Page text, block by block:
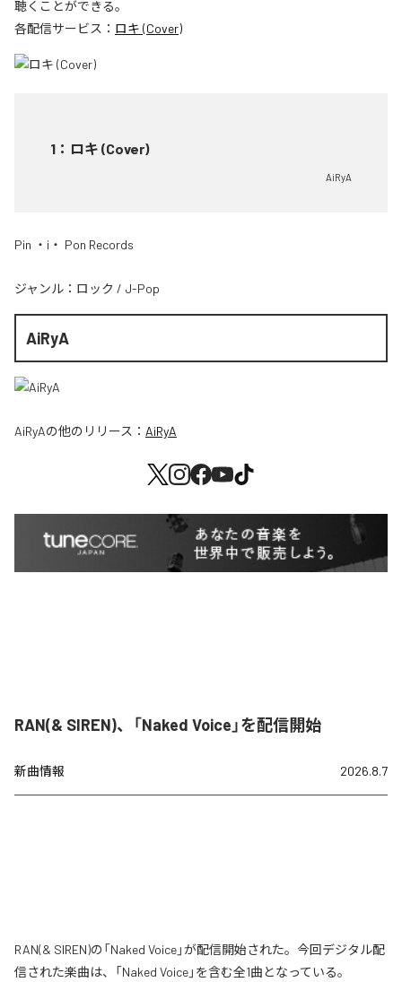
聴くことができる。
各配信サービス： ロキ (Cover)
1 ： ロキ (Cover)
AiRyA
Pin ・i・ Pon Records
ジャンル： ロック / J-Pop
AiRyA
AiRyAの他のリリース： AiRyA
RAN(& SIREN)、「Naked Voice」を配信開始
新曲情報 2026.8.7
RAN(& SIREN)の「Naked Voice」が配信開始された。今回デジタル配
信された楽曲は、「Naked Voice」を含む全1曲となっている。